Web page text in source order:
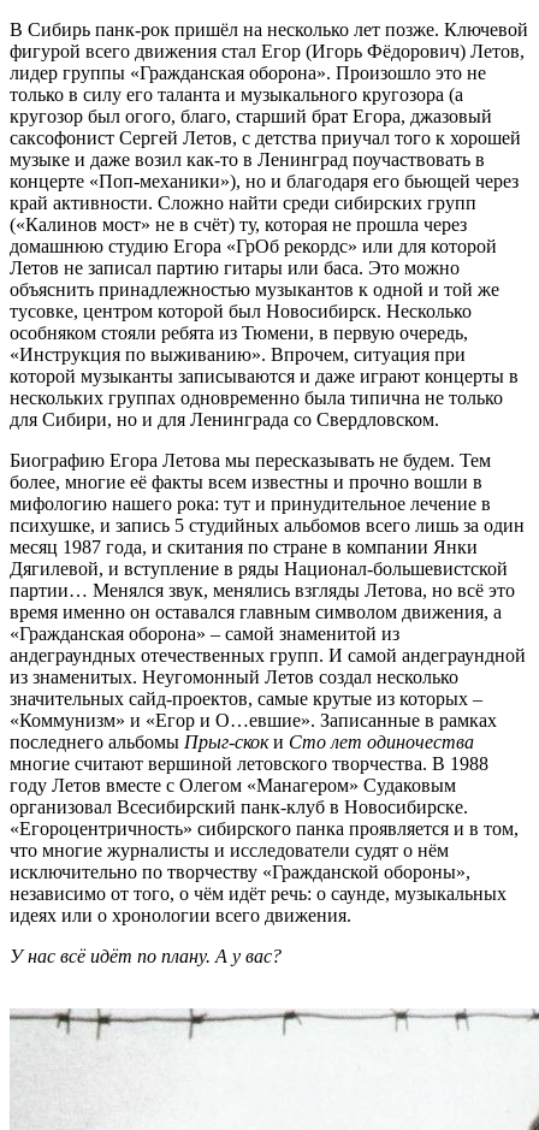
В Сибирь панк-рок пришёл на несколько лет позже. Ключевой
фигурой всего движения стал Егор (Игорь Фёдорович) Летов,
лидер группы «Гражданская оборона». Произошло это не
только в силу его таланта и музыкального кругозора (а
кругозор был огого, благо, старший брат Егора, джазовый
саксофонист Сергей Летов, с детства приучал того к хорошей
музыке и даже возил как-то в Ленинград поучаствовать в
концерте «Поп-механики»), но и благодаря его бьющей через
край активности. Сложно найти среди сибирских групп
(«Калинов мост» не в счёт) ту, которая не прошла через
домашнюю студию Егора «ГрОб рекордс» или для которой
Летов не записал партию гитары или баса. Это можно
объяснить принадлежностью музыкантов к одной и той же
тусовке, центром которой был Новосибирск. Несколько
особняком стояли ребята из Тюмени, в первую очередь,
«Инструкция по выживанию». Впрочем, ситуация при
которой музыканты записываются и даже играют концерты в
нескольких группах одновременно была типична не только
для Сибири, но и для Ленинграда со Свердловском.
Биографию Егора Летова мы пересказывать не будем. Тем
более, многие её факты всем известны и прочно вошли в
мифологию нашего рока: тут и принудительное лечение в
психушке, и запись 5 студийных альбомов всего лишь за один
месяц 1987 года, и скитания по стране в компании Янки
Дягилевой, и вступление в ряды Национал-большевистской
партии… Менялся звук, менялись взгляды Летова, но всё это
время именно он оставался главным символом движения, а
«Гражданская оборона» – самой знаменитой из
андеграундных отечественных групп. И самой андеграундной
из знаменитых. Неугомонный Летов создал несколько
значительных сайд-проектов, самые крутые из которых –
«Коммунизм» и «Егор и О…евшие». Записанные в рамках
последнего альбомы Прыг-скоки Сто лет одиночества
многие считают вершиной летовского творчества. В 1988
году Летов вместе с Олегом «Манагером» Судаковым
организовал Всесибирский панк-клуб в Новосибирске.
«Егороцентричность» сибирского панка проявляется и в том,
что многие журналисты и исследователи судят о нём
исключительно по творчеству «Гражданской обороны»,
независимо от того, о чём идёт речь: о саунде, музыкальных
идеях или о хронологии всего движения.
У нас всё идёт по плану. А у вас?